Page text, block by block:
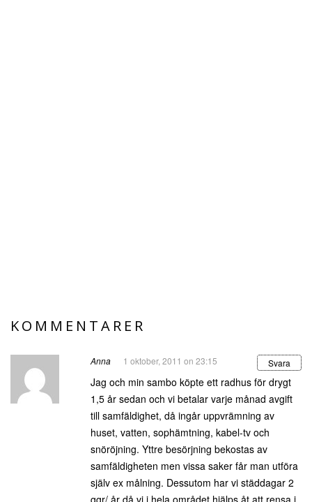
KOMMENTARER
Anna 1 oktober, 2011 on 23:15 Svara
Jag och min sambo köpte ett radhus för drygt
1,5 år sedan och vi betalar varje månad avgift
till samfäldighet, då ingår uppvrämning av
huset, vatten, sophämtning, kabel-tv och
snöröjning. Yttre besörjning bekostas av
samfäldigheten men vissa saker får man utföra
själv ex målning. Dessutom har vi städdagar 2
ggr/ år då vi i hela området hjälps åt att rensa i